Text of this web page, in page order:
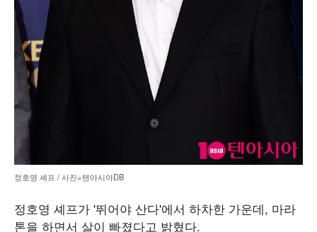
정호영 셰프 / 사진=텐아시아DB
정호영 셰프가 '뛰어야 산다'에서 하차한 가운데, 마라
톤을 하면서 살이 빠졌다고 밝혔다.